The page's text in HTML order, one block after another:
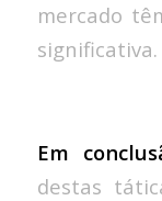
mercado
significativa.
Em
destas